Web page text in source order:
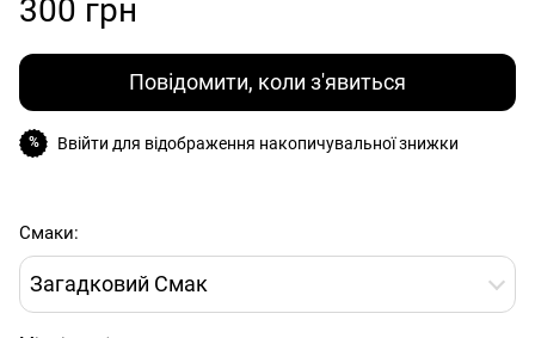
300 грн
Повідомити, коли з'явиться
% Ввійти для відображення накопичувальної знижки
Смаки:
Загадковий Смак